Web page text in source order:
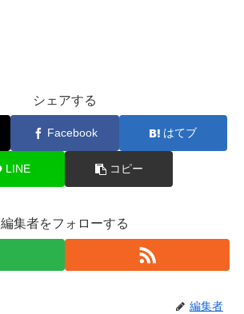
シェアする
Facebook はてブ
LINE コピー
編集者をフォローする
編集者